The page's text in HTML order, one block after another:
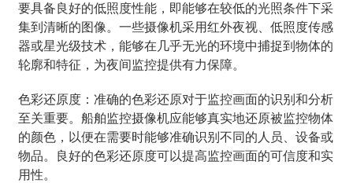
要具备良好的低照度性能，即能够在较低的光照条件下采
集到清晰的图像。一些摄像机采用红外夜视、低照度传感
器或星光级技术，能够在几乎无光的环境中捕捉到物体的
轮廓和特征，为夜间监控提供有力保障。
色彩还原度：准确的色彩还原对于监控画面的识别和分析
至关重要。船舶监控摄像机应能够真实地还原被监控物体
的颜色，以便在需要时能够准确识别不同的人员、设备或
物品。良好的色彩还原度可以提高监控画面的可信度和实
用性。